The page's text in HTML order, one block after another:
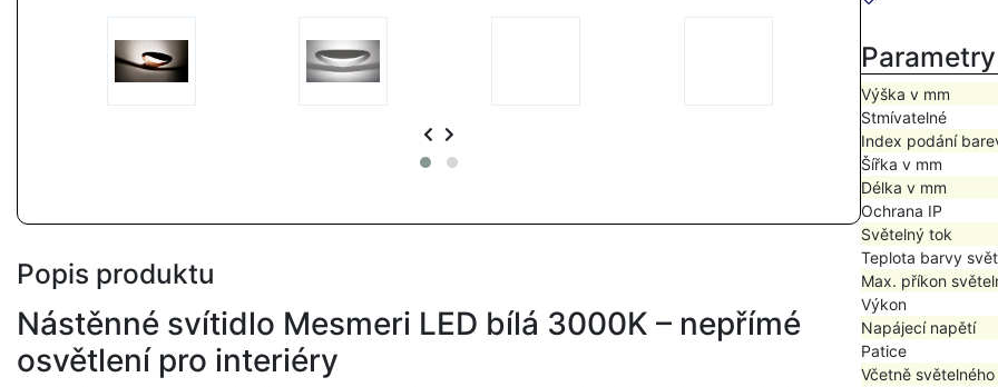
Popis produktu
Nástěnné svítidlo Mesmeri LED bílá 3000K – nepřímé
osvětlení pro interiéry
Parametry
Výška v mm
Stmívatelné
Index podání
Šířka v mm
Délka v mm
Ochrana IP
Světelný tok
Teplota barvy
Max. příkon
Výkon
Napájecí napětí
Patice
Včetně